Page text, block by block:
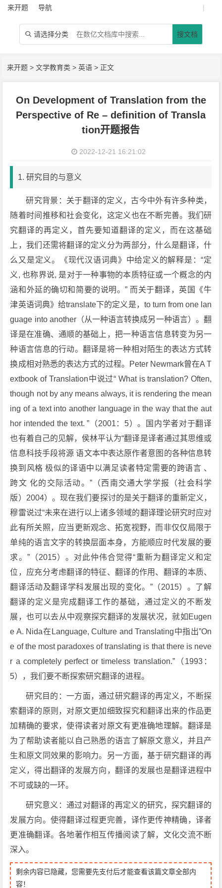
来开题 导航 |
 请选择分类 搜文档
来开题 >文学教育类 >英语 > 正文
On Development of Translation from the
Perspective of Re – definition of Transla
tion开题报告
2022-12-21 16:21:02
1. 研究目的与意义
研究背景：关于翻译的定义，古今中外有许多种类，
随着时间推移和社会变化，这定义也在不断完善。我们研
究翻译的再定义，首先要知道翻译的定义，而在这基础
上，我们还需将翻译的定义分为两部分，什么是翻译，什
么又是定义。《现代汉语词典》中给定义的解释是：“定
义, 也称界说, 是对于一种事物的本质特征或一个概念的内
涵和外延的确切和简要的说明。” 而关于翻译，英国《牛
津英语词典》给translate下的定义是，to turn from one lan
guage into another（从一种语言转换成另一种语言）。翻
译是在准确、通顺的基础上，把一种语言信息转变为另一
种语言信息的行动。翻译是将一种相对陌生的表达方式转
换成相对熟悉的表达方式的过程。Peter Newmark曾在A T
extbook of Translation中说过“ What is translation? Often,
though not by any means always, it is rendering the mean
ing of a text into another language in the way that the aut
hor intended the text. ”（2001：5）。国内学者对于翻译
也有着自己的见解，侯林平认为“翻译是译者通过其思维或
信息科技手段将源 语文本中表达原作者意图的各种信息转
换到风格 极似的译语中以满足读者特定需要的跨语言 、
跨文 化的交际活动。”（西南交通大学学报（社会科学
版）2004）。现在我们要探讨的是关于翻译的重新定义，
穆雷说过“未来在进行以上诸多领域的翻译理论研究时应对
此有所关照，应当更新观念、拓宽视野，而非仅仅局限于
单纯的语言文字的转换层面本身，方能顺应时代发展的要
求。”（2015）。对此仲伟合觉得“重新为翻译定义和定
位，应充分考虑翻译的特征、翻译的作用、翻译的本质、
翻译活动及翻译学科发展出现的变化。”（2015）。了解
翻译的定义是完成翻译工作的基础，通过定义的不断发
展，也可以去从中观察探究翻译的发展状况，就如Eugen
e A. Nida在 Language, Culture and Translating中指出”On
e of the most paradoxes of translating is that there is neve
r a completely perfect or timeless translation.”（1993：
5），我们要不断探索研究翻译的进程。
研究目的：一方面，通过研究翻译的再定义，不断探
索翻译的原则，对原文更加细致探究和翻译出来的作品更
加精确的要求，使得读者对原文有更准确地理解。翻译是
为了帮助读者能以自己熟悉的语言了解原文意义，并且产
生和原文同效果的影响力。另一方面，基于研究翻译的再
定义，得出翻译的发展方向，翻译的发展也是翻译进程中
不可或缺的一环。
研究意义：通过对翻译的再定义的研究，探究翻译的
发展方向。使得翻译过程更完善，译作更传神精确，译者
更准确翻译。各地著作相互传播阅读了解，文化交流不断
深入。
剩余内容已隐藏，您需要先支付后才能查看该篇文章全部内
容！